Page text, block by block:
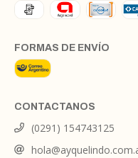
FORMAS DE ENVÍO
CONTACTANOS
(0291) 154743125